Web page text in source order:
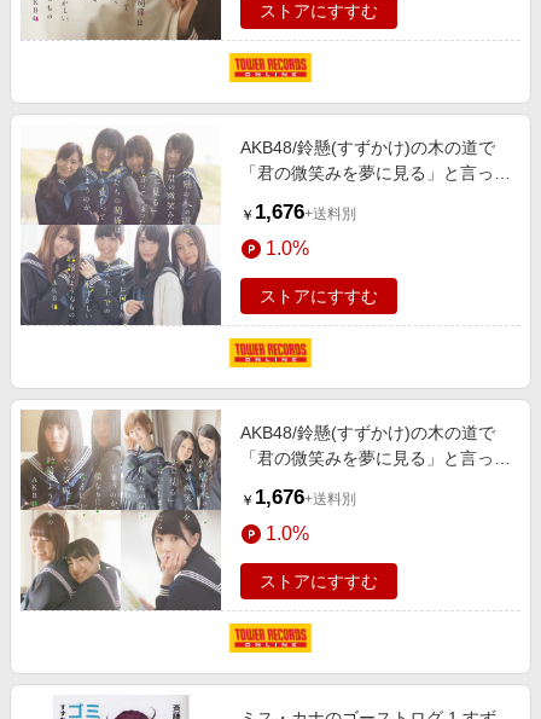
［CD+DVD］[KIZM-259]
ストアにすすむ
AKB48/鈴懸(すずかけ)の木の道で
「君の微笑みを夢に見る」と言って
ってしまうのか、僕なりに何日か考
えた上でのやや気恥ずかしい結論の
ようなもの ＜Type N＞
［CD+DVD］[KIZM-257]
￥ 1,676+送料別
1.0%
ストアにすすむ
AKB48/鈴懸(すずかけ)の木の道で
「君の微笑みを夢に見る」と言って
ってしまうのか、僕なりに何日か考
えた上でのやや気恥ずかしい結論の
ようなもの ＜Type S＞
［CD+DVD］[KIZM-255]
￥ 1,676+送料別
1.0%
ストアにすすむ